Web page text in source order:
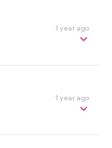
1 year ago
1 year ago